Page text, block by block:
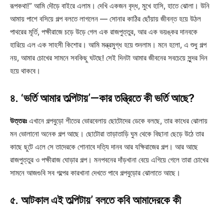
রূপকথা!” আমি দৌড়ে বাইরে এলাম। দেখি একজন বৃদ্ধ, মুখে হাসি, হাতে ঝোলা। উনি
আমায় পাশে বসিয়ে গল্প বলতে লাগলেন — সোনার কাঠির ছোঁয়ায় জীবন্ত হয়ে উঠল
পাথরের মূর্তি, পক্ষীরাজে চড়ে উড়ে গেল এক রাজপুত্তুর, আর এক ভয়ঙ্কর দানবকে
হারিয়ে এল এক সাহসী কিশোর। আমি মন্ত্রমুগ্ধ হয়ে শুনলাম। মনে হলো, এ শুধু গল্প
নয়, আমার চোখের সামনে সবকিছু ঘটছে! সেই দিনটা আমার জীবনের সবচেয়ে সুন্দর দিন
হয়ে থাকবে।
৪. ‘ভর্তি আমার তল্পিটায়’—কার তন্ত্রিতে কী ভর্তি আছে?
উত্তরঃ এখানে গল্পবুড়ো শীতের ভোরবেলায় ছোটোদের ডেকে বলছে, তার কাধের ঝোলায়
মন ভোলানো অনেক গল্প আছে। ছোটোরা তাড়াতাড়ি ঘুম থেকে বিছানা ছেড়ে উঠে তার
কাছে ছুটে এলে সে তাদেরকে শোনাবে দত্যি দানব আর যক্ষিরাজের গল্প। আর আছে
রাজপুত্তুর ও পক্ষীরাজ ঘোড়ার গল্প। মনপবনের দাঁড়খানা বেয়ে এগিয়ে গেলে তারা চোখের
সামনে আজগুবি সব গল্পের কারখানা দেখতে পাবে গল্পবুড়োর ঝোলাতে আছে।
৫. আটকাল এই তল্পিটায়’ বলতে কবি আমাদেরকে কী